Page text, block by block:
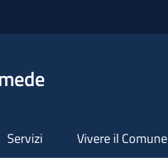
Servizi Vivere il Comune